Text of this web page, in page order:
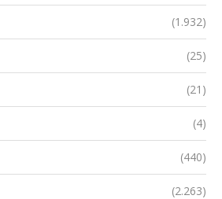
(1.932)
(25)
(21)
(4)
(440)
(2.263)